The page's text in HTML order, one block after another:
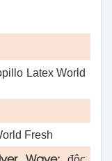
Latex World
Fresh